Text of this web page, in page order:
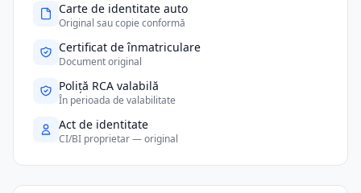
Carte de identitate auto
Original sau copie conformă
Certificat de înmatriculare
Document original
Poliță RCA valabilă
În perioada de valabilitate
Act de identitate
CI/BI proprietar — original